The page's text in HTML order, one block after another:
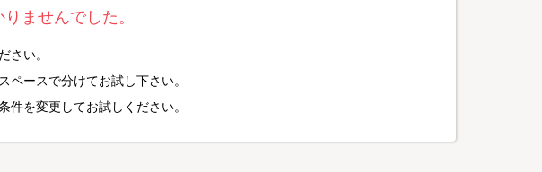
ませんでした。
さい。
ペースで分けてお試し下さい。
を変更してお試しください。